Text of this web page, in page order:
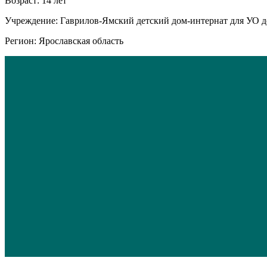
Учреждение: Гаврилов-Ямский детский дом-интернат для УО
Регион: Ярославская область